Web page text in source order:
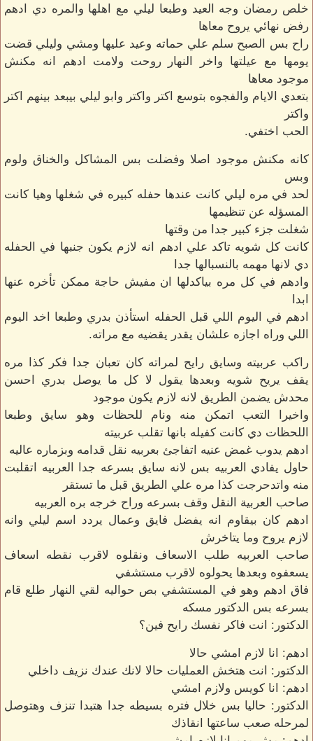
خلص رمضان وجه العيد وطبعا ليلي مع اهلها والمره دي ادهم
رفض نهائي يروح معاها
راح بس الصبح سلم علي حماته وعيد عليها ومشي وليلي قضت
يومها مع عيلتها واخر النهار روحت ولامت ادهم انه مكنش
موجود معاها
بتعدي الايام والفجوه بتوسع اكتر واكتر وابو ليلي بيبعد بينهم اكتر
واكتر
الحب اختفي.
كانه مكنش موجود اصلا وفضلت بس المشاكل والخناق ولوم
وبس
لحد في مره ليلي كانت عندها حفله كبيره في شغلها وهيا كانت
المسؤله عن تنظيمها
شغلت جزء كبير جدا من وقتها
كانت كل شويه تاكد علي ادهم انه لازم يكون جنبها في الحفله
دي لانها مهمه بالنسبالها جدا
وادهم في كل مره بياكدلها ان مفيش حاجة ممكن تأخره عنها
ابدا
ادهم في اليوم اللي قبل الحفله استأذن بدري وطبعا اخد اليوم
اللي وراه اجازه علشان يقدر يقضيه مع مراته.
راكب عربيته وسايق رايح لمراته كان تعبان جدا فكر كذا مره
يقف يريح شويه وبعدها يقول لا كل ما يوصل بدري احسن
محدش يضمن الطريق لانه لازم يكون موجود
واخيرا التعب اتمكن منه ونام للحظات وهو سايق وطبعا
اللحظات دي كانت كفيله بانها تقلب عربيته
ادهم يدوب غمض عنيه اتفاجئ بعربيه نقل قدامه وبزماره عاليه
حاول يفادي العربيه بس لانه سايق بسرعه جدا العربيه اتقلبت
منه واتدحرجت كذا مره علي الطريق قبل ما تستقر
صاحب العربية النقل وقف بسرعه وراح خرجه بره العربيه
ادهم كان بيقاوم انه يفضل فايق وعمال يردد اسم ليلي وانه
لازم يروح وما يتاخرش
صاحب العربيه طلب الاسعاف ونقلوه لاقرب نقطه اسعاف
يسعفوه وبعدها يحولوه لاقرب مستشفي
فاق ادهم وهو في المستشفي بص حواليه لقي النهار طلع قام
بسرعه بس الدكتور مسكه
الدكتور: انت فاكر نفسك رايح فين؟
ادهم: انا لازم امشي حالا
الدكتور: انت هتخش العمليات حالا لانك عندك نزيف داخلي
ادهم: انا كويس ولازم امشي
الدكتور: حاليا بس خلال فتره بسيطه جدا هتبدا تنزف وهتوصل
لمرحله صعب ساعتها انقاذك